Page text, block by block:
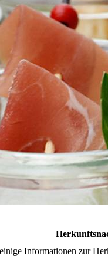
Informationen zur